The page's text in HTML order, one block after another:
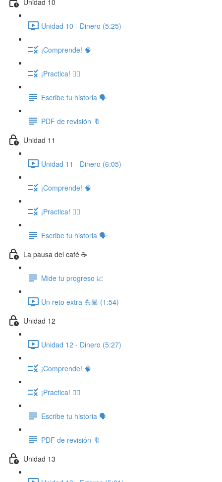
Unidad 10 - Dinero (5:25)
¡Comprende! 🧠
¡Practica! ✍🏽
Escribe tu historia 🗣️
PDF de revisión 🔖
Unidad 11
Unidad 11 - Dinero (6:05)
¡Comprende! 🧠
¡Practica! ✍🏽
Escribe tu historia 🗣️
La pausa del café ☕
Mide tu progreso 📈
Un reto extra 💪🏽 (1:54)
Unidad 12
Unidad 12 - Dinero (5:27)
¡Comprende! 🧠
¡Practica! ✍🏽
Escribe tu historia 🗣️
PDF de revisión 🔖
Unidad 13